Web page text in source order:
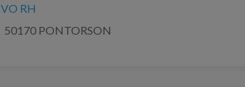
VO RH
50170 PONTORSON